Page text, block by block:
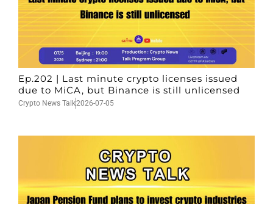
Ep.202 | Last minute crypto licenses issued
due to MiCA, but Binance is still unlicensed
Crypto News Talk2026-07-05